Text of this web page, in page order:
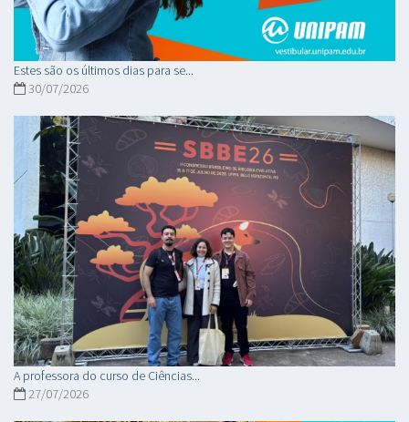
Estes são os últimos dias para se...
30/07/2026
A professora do curso de Ciências...
27/07/2026